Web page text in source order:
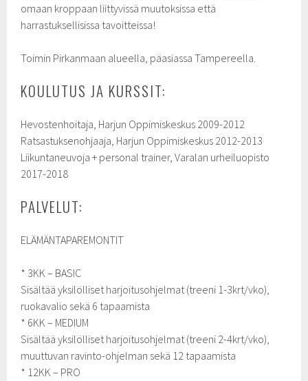
omaan kroppaan liittyvissä muutoksissa että
harrastuksellisissa tavoitteissa!
Toimin Pirkanmaan alueella, päasiassa Tampereella.
KOULUTUS JA KURSSIT:
Hevostenhoitaja, Harjun Oppimiskeskus 2009-2012
Ratsastuksenohjaaja, Harjun Oppimiskeskus 2012-2013
Liikuntaneuvoja + personal trainer, Varalan urheiluopisto
2017-2018
PALVELUT:
ELÄMÄNTAPAREMONTIT
* 3KK – BASIC
Sisältää yksilölliset harjoitusohjelmat (treeni 1-3krt/vko),
ruokavalio sekä 6 tapaamista
* 6KK – MEDIUM
Sisältää yksilölliset harjoitusohjelmat (treeni 2-4krt/vko),
muuttuvan ravinto-ohjelman sekä 12 tapaamista
* 12KK – PRO